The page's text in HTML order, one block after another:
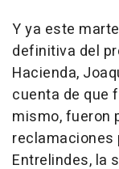
Y ya este
definitiva del
Hacienda,
cuenta de que
mismo, fueron
reclamaciones
Entrelindes, la